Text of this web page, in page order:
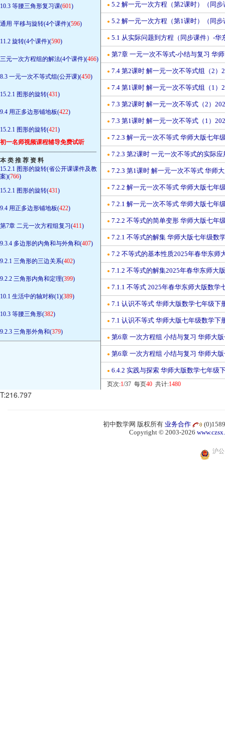
10.3 等腰三角形复习课(601)
通用 平移与旋转(4个课件)(596)
11.2 旋转(4个课件)(590)
三元一次方程组的解法(4个课件)(466)
8.3 一元一次不等式组(公开课)(450)
15.2.1 图形的旋转(431)
9.4 用正多边形铺地板(422)
15.2.1 图形的旋转(421)
初一名师视频课程辅导免费试听
————————————————
本 类 推 荐 资 料
15.2.1 图形的旋转(省公开课课件及教
案)(766)
15.2.1 图形的旋转(431)
9.4 用正多边形铺地板(422)
第7章 二元一次方程组复习(411)
9.3.4 多边形的内角和与外角和(407)
9.2.1 三角形的三边关系(402)
9.2.2 三角形内角和定理(399)
10.1 生活中的轴对称(1)(389)
10.3 等腰三角形(382)
9.2.3 三角形外角和(379)
● 5.2 解一元一次方程（第2课时）（同
● 5.2 解一元一次方程（第1课时）（同
● 5.1 从实际问题到方程（同步课件）-华
● 第7章 一元一次不等式-小结与复习 华
● 7.4 第2课时 解一元一次不等式组（2
● 7.4 第1课时 解一元一次不等式组（1
● 7.3 第2课时 解一元一次不等式（2）
● 7.3 第1课时 解一元一次不等式（1）
● 7.2.3 解一元一次不等式 华师大版七年
● 7.2.3 第2课时 一元一次不等式的实际
● 7.2.3 第1课时 解一元一次不等式 华师
● 7.2.2 解一元一次不等式 华师大版七年
● 7.2.1 解一元一次不等式 华师大版七年
● 7.2.2 不等式的简单变形 华师大版七年
● 7.2.1 不等式的解集 华师大版七年级数
● 7.2 不等式的基本性质2025年春华东师
● 7.1.2 不等式的解集2025年春华东师大
● 7.1.1 不等式 2025年春华东师大版数学
● 7.1 认识不等式 华师大版数学七年级下
● 7.1 认识不等式 华师大版七年级数学下
● 第6章 一次方程组 小结与复习 华师大
● 第6章 一次方程组 小结与复习 华师大
● 6.4.2 实践与探索 华师大版数学七年级
页次:1/37 每页40 共计:1480
T:216.797
初中数学网 版权所有 业务合作
Copyright © 2003-2026
沪公